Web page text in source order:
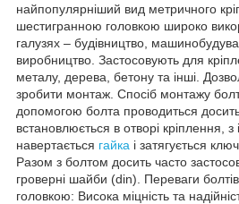
найпопулярніший вид метричного
шестигранною головкою широко
галузях – будівництво,
виробництво. Застосовують для
металу, дерева, бетону та інші.
зробити монтаж. Спосіб монтажу
допомогою болта проводиться
встановлюється в отворі кріплення, з
навертається гайка і затягується
Разом з болтом досить часто
гроверні шайби (din). Переваги
головкою: Висока міцність та